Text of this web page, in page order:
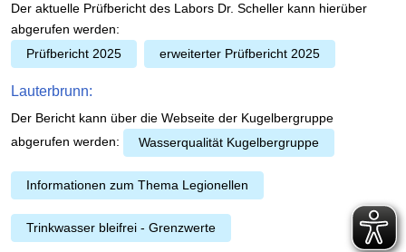
Der aktuelle Prüfbericht des Labors Dr. Scheller kann hierüber
abgerufen werden:
Prüfbericht 2025
erweiterter Prüfbericht 2025
Lauterbrunn:
Der Bericht kann über die Webseite der Kugelbergruppe
abgerufen werden:
Wasserqualität Kugelbergruppe
Informationen zum Thema Legionellen
Trinkwasser bleifrei - Grenzwerte